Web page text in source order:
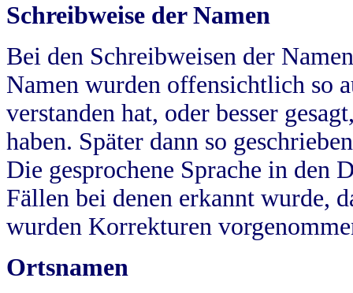
Schreibweise der Namen
Bei den Schreibweisen der
Namen wurden offensichtlich so
verstanden hat, oder besser
haben. Später dann so
Die gesprochene Sprache in
Fällen bei denen erkannt wurde,
wurden Korrekturen
Ortsnamen